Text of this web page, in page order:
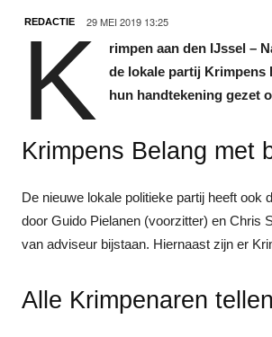
REDACTIE 29 MEI 2019 13:25
K
rimpen aan den IJssel –
de lokale partij Krimpens
hun handtekening gezet
Krimpens Belang met
De nieuwe lokale politieke partij heeft ook
door Guido Pielanen (voorzitter) en Chris
van adviseur bijstaan. Hiernaast zijn er
Alle Krimpenaren